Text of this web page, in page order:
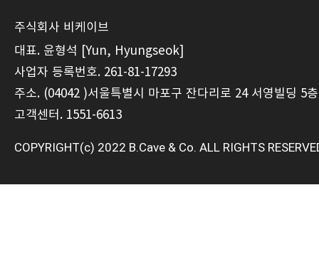
주식회사 비케이브
대표. 윤형석 [Yun, Hyungseok]
사업자 등록번호. 261-81-17293
주소. (04042 )서울특별시 마포구 잔다리로 24 서영빌딩 5층
고객센터. 1551-6613
COPYRIGHT(c) 2022 B.Cave & Co. ALL RIGHTS